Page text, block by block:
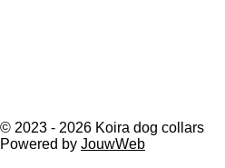
© 2023 - 2026 Koira dog collars
Powered by JouwWeb